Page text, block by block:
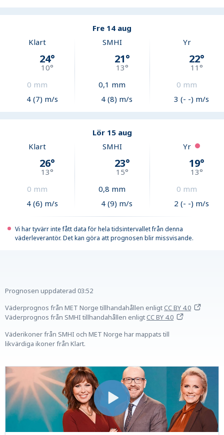
Fre 14 aug
Klart
24°
10°
0 mm
4 (7) m/s
SMHI
21°
13°
0,1 mm
4 (8) m/s
Yr
22°
11°
0 mm
3 (- -) m/s
Lör 15 aug
Klart
26°
13°
0 mm
4 (6) m/s
SMHI
23°
15°
0,8 mm
4 (9) m/s
Yr
19°
13°
0 mm
2 (- -) m/s
Vi har tyvärr inte fått data för hela tidsintervallet från denna
väderleverantör. Det kan göra att prognosen blir missvisande.
Prognosen uppdaterad 03:52
Väderprognos från MET Norge tillhandahållen enligtCC BY 4.0
Väderprognos från SMHI tillhandahållen enligtCC BY 4.0
Väderikoner från SMHI och MET Norge har mappats till
likvärdiga ikoner från Klart.